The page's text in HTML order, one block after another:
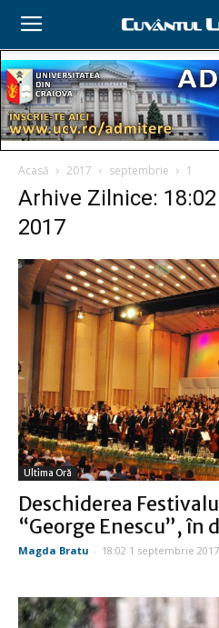
Acasă 2017 septembrie 1
Arhive Zilnice:
2017
Ultima Oră
Deschiderea
“George Enescu”, în
Magda Bratu - 18:02 1 septembrie 2017